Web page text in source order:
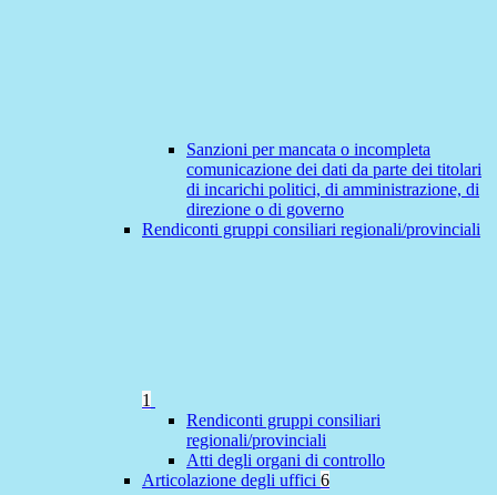
Sanzioni per mancata o incompleta
comunicazione dei dati da parte dei titolari
di incarichi politici, di amministrazione, di
direzione o di governo
Rendiconti gruppi consiliari regionali/provinciali
1
Rendiconti gruppi consiliari
regionali/provinciali
Atti degli organi di controllo
Articolazione degli uffici 6